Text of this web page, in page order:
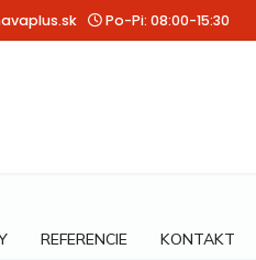
Po-Pi: 08:00-15:30
REFERENCIE KONTAKT